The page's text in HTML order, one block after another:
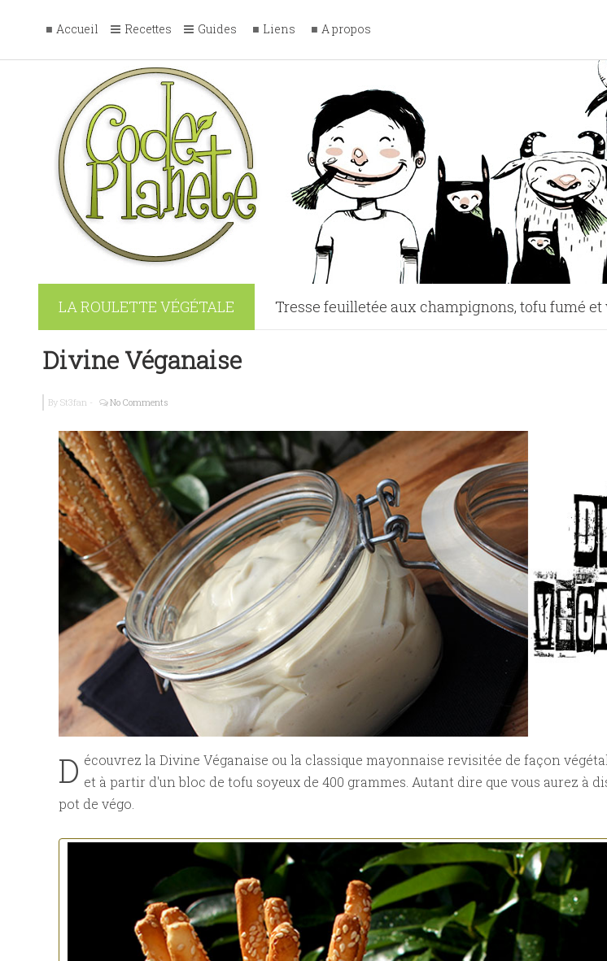
Accueil Recettes Guides Liens A propos
LA ROULETTE VÉGÉTALE Tresse feuilletée aux champignons, tofu fumé et
La France Végétalienne | Léna K & Frédéric Z
Divine Véganaise
By St3fan - No Comments
D écouvrez la Divine Véganaise ou la classique mayonnaise revisitée de façon
et à partir d'un bloc de tofu soyeux de 400 grammes. Autant dire que vous aurez à
pot de végo.